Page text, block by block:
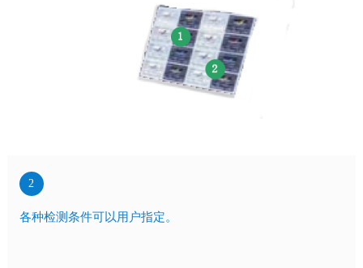
2
各种检测条件可以用户指定。